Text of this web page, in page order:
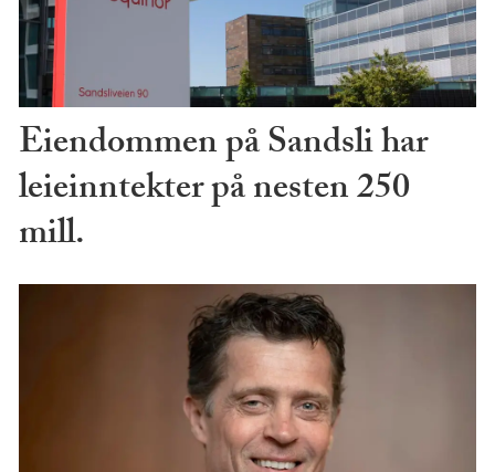
Eiendommen på Sandsli har
leieinntekter på nesten 250
mill.